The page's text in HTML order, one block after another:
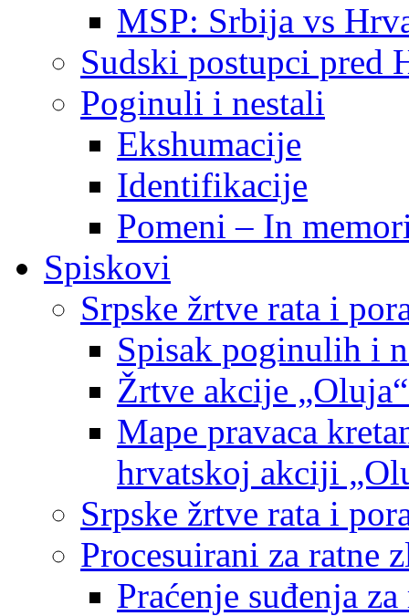
MSP: Srbija vs
Sudski postupci pred
Poginuli i nestali
Ekshumacije
Identifikacije
Pomeni – In
Spiskovi
Srpske žrtve rata i
Spisak poginulih i
Žrtve akcije
Mape pravaca
hrvatskoj akciji
Srpske žrtve rata i
Procesuirani za ratne
Praćenje suđenja